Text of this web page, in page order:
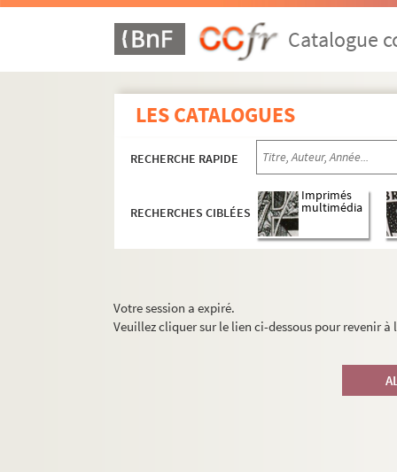
Catalogue
LES CATALOGUES
RECHERCHE RAPIDE
RECHERCHES CIBLÉES
Imprimés
multimédia
Votre session a expiré.
Veuillez cliquer sur le lien ci-dessous pour revenir